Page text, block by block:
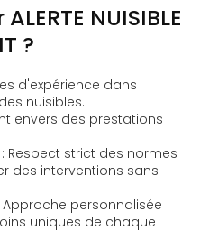
NUISIBLE
?
d'expérience dans
nuisibles.
envers des prestations
: Respect strict des normes
des interventions sans
Approche personnalisée
uniques de chaque